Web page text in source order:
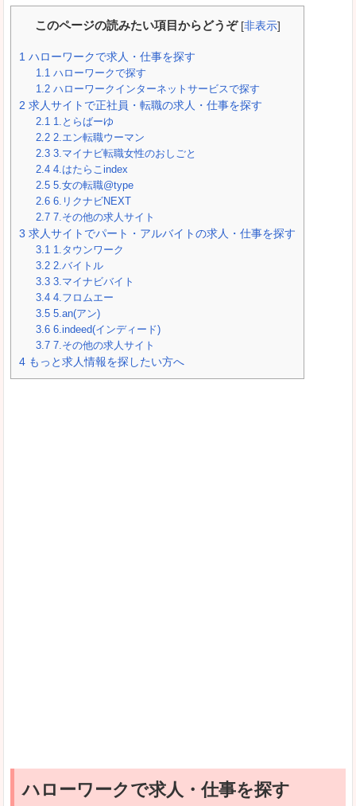
このページの読みたい項目からどうぞ [非表示]
1 ハローワークで求人・仕事を探す
1.1 ハローワークで探す
1.2 ハローワークインターネットサービスで探す
2 求人サイトで正社員・転職の求人・仕事を探す
2.1 1.とらばーゆ
2.2 2.エン転職ウーマン
2.3 3.マイナビ転職女性のおしごと
2.4 4.はたらこindex
2.5 5.女の転職@type
2.6 6.リクナビNEXT
2.7 7.その他の求人サイト
3 求人サイトでパート・アルバイトの求人・仕事を探す
3.1 1.タウンワーク
3.2 2.バイトル
3.3 3.マイナビバイト
3.4 4.フロムエー
3.5 5.an(アン)
3.6 6.indeed(インディード)
3.7 7.その他の求人サイト
4 もっと求人情報を探したい方へ
ハローワークで求人・仕事を探す